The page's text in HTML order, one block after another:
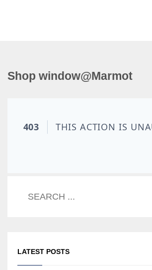
Shop window@Marmot
LATEST POSTS